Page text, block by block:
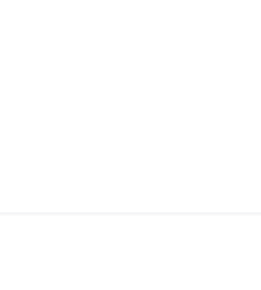
un nou sistem